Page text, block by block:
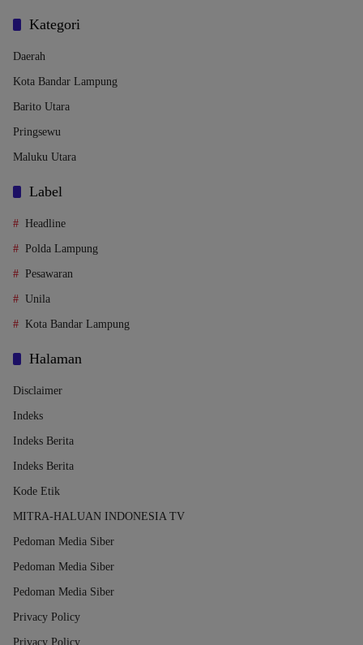
Kategori
Daerah
Kota Bandar Lampung
Barito Utara
Pringsewu
Maluku Utara
Label
Headline
Polda Lampung
Pesawaran
Unila
Kota Bandar Lampung
Halaman
Disclaimer
Indeks
Indeks Berita
Indeks Berita
Kode Etik
MITRA-HALUAN INDONESIA TV
Pedoman Media Siber
Pedoman Media Siber
Pedoman Media Siber
Privacy Policy
Privacy Policy